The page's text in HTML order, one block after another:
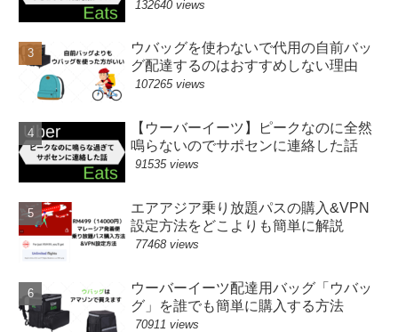
132640 views
ウバッグを使わないで代用の自前バッ
グ配達するのはおすすめしない理由
107265 views
【ウーバーイーツ】ピークなのに全然
鳴らないのでサポセンに連絡した話
91535 views
エアアジア乗り放題パスの購入&VPN
設定方法をどこよりも簡単に解説
77468 views
ウーバーイーツ配達用バッグ「ウバッ
グ」を誰でも簡単に購入する方法
70911 views